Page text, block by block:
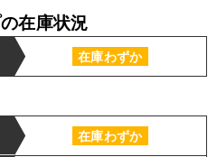
在庫状況
在庫わずか
在庫わずか